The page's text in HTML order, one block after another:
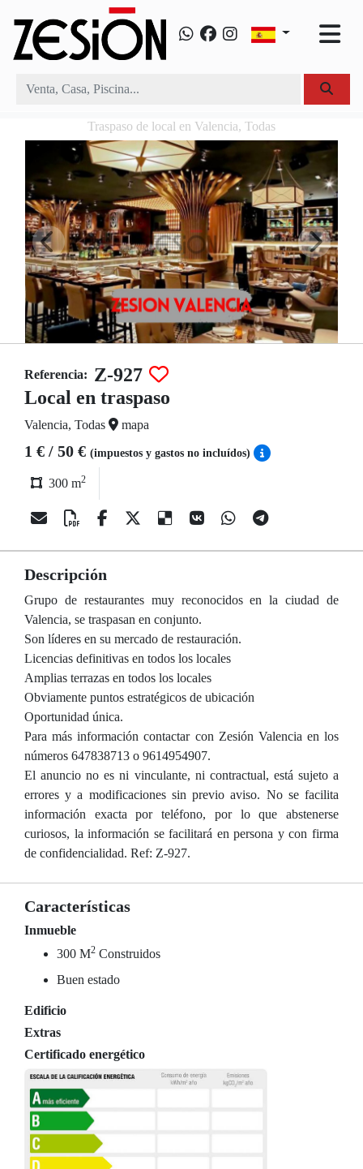
Traspaso de local en Valencia, Todas
Referencia: Z-927
Local en traspaso
Valencia, Todas mapa
1 € / 50 € (impuestos y gastos no incluídos)
300 m2
Descripción
Grupo de restaurantes muy reconocidos en la ciudad de
Valencia, se traspasan en conjunto.
Son líderes en su mercado de restauración.
Licencias definitivas en todos los locales
Amplias terrazas en todos los locales
Obviamente puntos estratégicos de ubicación
Oportunidad única.
Para más información contactar con Zesión Valencia en los
números 647838713 o 9614954907.
El anuncio no es ni vinculante, ni contractual, está sujeto a
errores y a modificaciones sin previo aviso. No se facilita
información exacta por teléfono, por lo que abstenerse
curiosos, la información se facilitará en persona y con firma
de confidencialidad. Ref: Z-927.
Características
Inmueble
300 M2 Construidos
Buen estado
Edificio
Extras
Certificado energético